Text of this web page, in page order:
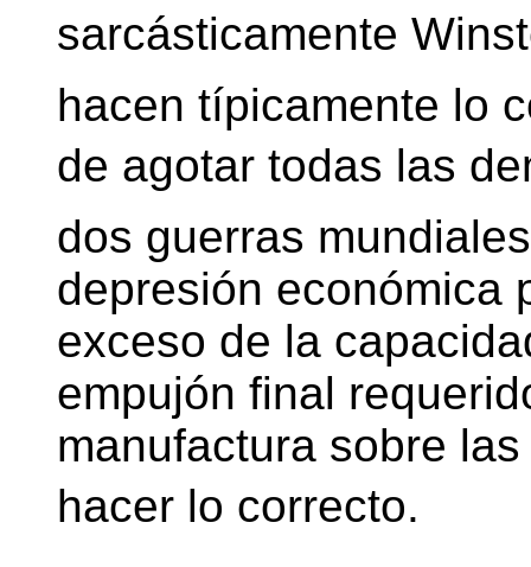
sarcásticamente
hacen típicamente lo
de agotar todas las
dos guerras
depresión económica
exceso de la
empujón final
manufactura sobre
hacer lo correcto.